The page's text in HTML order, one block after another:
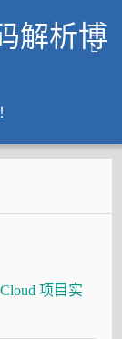
解析博
Cloud 项目实